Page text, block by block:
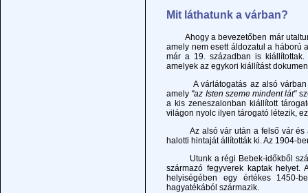
Mit láthatunk a várban?
Ahogy a bevezetőben már
amely nem esett áldozatul a háború
már a 19. században is
amelyek az egykori kiállítást
A várlátogatás az alsó várban
amely "az Isten szeme mindent lát"
a kis zeneszalonban kiállított
világon nyolc ilyen tárogató létezik,
Az alsó vár után a felső vár és az
halotti hintaját állították ki. Az 1904-
Utunk a régi Bebek-időkből
származó fegyverek kaptak
helyiségében egy értékes 1450-
hagyatékából származik.